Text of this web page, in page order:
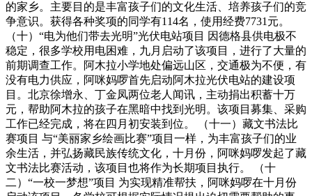
的家乡。主要目的是丰富孩子们的文化生活、培养孩子们的竞
争意识。获得各种奖项的同学有114名，使用经费7731元。
（十）“电为他们带去光明”光伏电站项目 因德格县供电极不
稳定，很多学校用电困难，九月启动了该项目，进行了大量的
前期调查工作。阿木拉小学地处偏远山区，交通极为不便，有
没有电力供应，阿咪妈啰首先启动阿木拉光伏电站的建设项
目。北京徐增永、丁金凤两位老人闻讯，主动捐出积蓄十万
元，帮助阿木拉的孩子在黑暗中找到光明。该项目募集、采购
工作已经完成，将在四月初安装到位。 （十一）藏文书法比
赛项目 与“美丽家乡绘画比赛”项目一样，为丰富孩子们的业
余生活，并弘扬藏民族传统文化，十月份，阿咪妈啰发起了藏
文书法比赛活动，该项目也将作为长期项目执行。 （十
二）“一校一梦想”项目 为实现精准帮扶，阿咪妈啰在十月份